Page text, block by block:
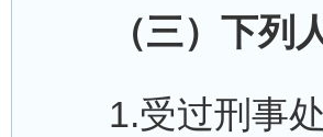
（三）下列
1.受过刑事处